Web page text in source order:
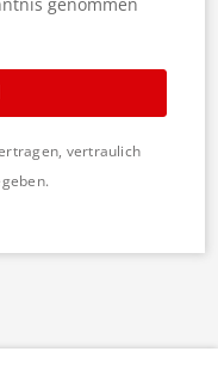
vertraulich